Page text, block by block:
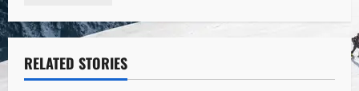
RELATED STORIES